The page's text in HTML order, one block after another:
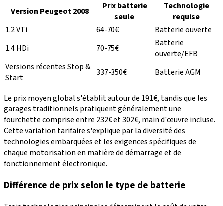
Version Peugeot 2008
Prix batterie
seule
Technologie
requise
1.2 VTi
64-70€
Batterie ouverte
1.4 HDi
70-75€
Batterie
ouverte/EFB
Versions récentes Stop &
Start
337-350€ Batterie AGM
Le prix moyen global s'établit autour de 191€, tandis que les
garages traditionnels pratiquent généralement une
fourchette comprise entre 232€ et 302€, main d'œuvre incluse.
Cette variation tarifaire s'explique par la diversité des
technologies embarquées et les exigences spécifiques de
chaque motorisation en matière de démarrage et de
fonctionnement électronique.
Différence de prix selon le type de batterie